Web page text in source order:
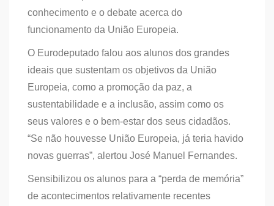
conhecimento e o debate acerca do
funcionamento da União Europeia.
O Eurodeputado falou aos alunos dos grandes
ideais que sustentam os objetivos da União
Europeia, como a promoção da paz, a
sustentabilidade e a inclusão, assim como os
seus valores e o bem-estar dos seus cidadãos.
“Se não houvesse União Europeia, já teria havido
novas guerras”, alertou José Manuel Fernandes.
Sensibilizou os alunos para a “perda de memória”
de acontecimentos relativamente recentes